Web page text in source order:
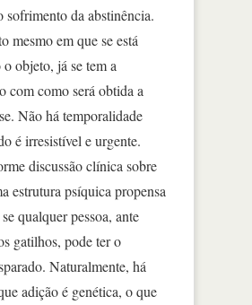
sofrimento da abstinência.
mesmo em que se está
objeto, já se tem a
com como será obtida a
Não há temporalidade
é irresistível e urgente.
discussão clínica sobre
estrutura psíquica propensa
qualquer pessoa, ante
gatilhos, pode ter o
Naturalmente, há
adição é genética, o que